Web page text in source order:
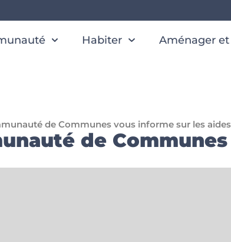
Habiter Aménager
de Communes vous informe sur les
de